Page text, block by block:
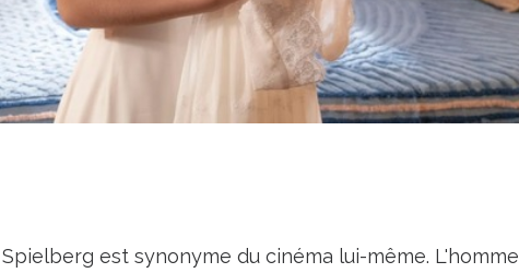
est synonyme du cinéma lui-même. L'homme